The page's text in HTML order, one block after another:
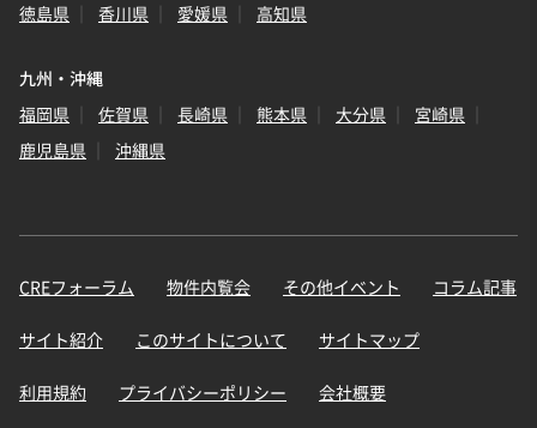
徳島県
香川県 愛媛県 高知県
九州・沖縄
福岡県
佐賀県 長崎県 熊本県 大分県
宮崎県
鹿児島県
沖縄県
CREフォーラム 物件内覧会 その他イベント コラム記事
サイト紹介 このサイトについて サイトマップ
利用規約 プライバシーポリシー 会社概要